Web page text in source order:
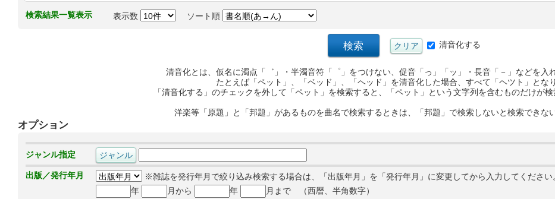
検索結果一覧表示 表示数 ソート順
清音化する
清音化とは、仮名に濁点「゛」・半濁音符「゜」をつけない、促音「っ」「ッ」・長音「－」などを入
たとえば「ペット」、「ベッド」、「ヘッド」を清音化した場合、すべて「ヘツト」となり
「清音化する」のチェックを外して「ペット」を検索すると、「ペット」という文字列を含むものだけが検
洋楽等「原題」と「邦題」があるものを曲名で検索するときは、「邦題」で検索しないと検索できな
オプション
ジャンル指定
出版／発行年月
※雑誌を発行年月で絞り込み検索する場合は、「出版年月」を「発行年月」に変更してから入力してください
年
月から 年 月まで （西暦、半角数字）